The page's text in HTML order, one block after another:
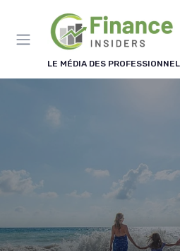
LE MÉDIA DES